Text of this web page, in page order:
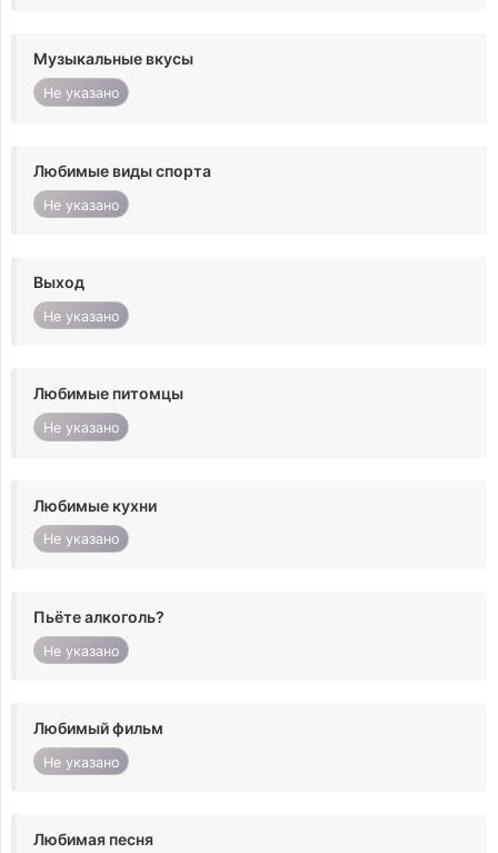
Музыкальные вкусы
Не указано
Любимые виды спорта
Не указано
Выход
Не указано
Любимые питомцы
Не указано
Любимые кухни
Не указано
Пьёте алкоголь?
Не указано
Любимый фильм
Не указано
Любимая песня